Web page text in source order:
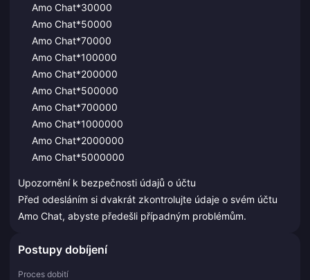
Amo Chat*30000
Amo Chat*50000
Amo Chat*70000
Amo Chat*100000
Amo Chat*200000
Amo Chat*500000
Amo Chat*700000
Amo Chat*1000000
Amo Chat*2000000
Amo Chat*5000000
Upozornění k bezpečnosti údajů o účtu
Před odesláním si dvakrát zkontrolujte údaje o svém účtu
Amo Chat, abyste předešli případným problémům.
Postupy dobíjení
Proces dobití